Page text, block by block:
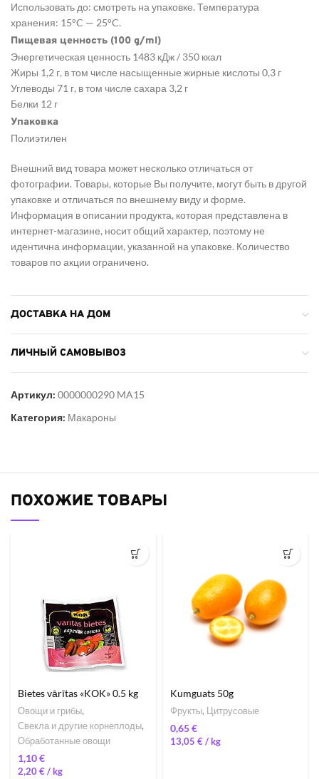
Использовать до: смотреть на упаковке. Температура
хранения: 15°C — 25°C.
Пищевая ценность (100 g/ml)
Энергетическая ценность 1483 кДж / 350 ккал
Жиры 1,2 г, в том числе насыщенные жирные кислоты 0,3 г
Углеводы 71 г, в том числе сахара 3,2 г
Белки 12 г
Упаковка
Полиэтилен
Внешний вид товара может несколько отличаться от
фотографии. Товары, которые Вы получите, могут быть в другой
упаковке и отличаться по внешнему виду и форме.
Информация в описании продукта, которая представлена в
интернет-магазине, носит общий характер, поэтому не
идентична информации, указанной на упаковке. Количество
товаров по акции ограничено.
ДОСТАВКА НА ДОМ
ЛИЧНЫЙ САМОВЫВОЗ
Артикул: 0000000290 MA15
Категория: Макароны
ПОХОЖИЕ ТОВАРЫ
Bietes vārītas «KOK» 0.5 kg
Овощи и грибы,
Свекла и другие корнеплоды,
Обработанные овощи
€
2,20€/
Kumguats 50g
Фрукты, Цитрусовые
€
13,05 € /